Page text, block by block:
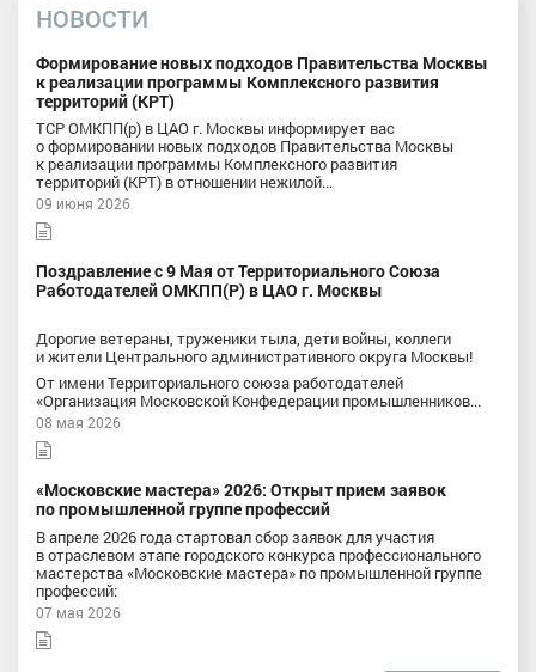
НОВОСТИ
Формирование новых подходов Правительства Москвы
к реализации программы Комплексного развития
территорий (КРТ)
ТСР ОМКПП(р) в ЦАО г. Москвы информирует вас
о формировании новых подходов Правительства Москвы
к реализации программы Комплексного развития
территорий (КРТ) в отношении нежилой...
09 июня 2026
Поздравление с 9 Мая от Территориального Союза
Работодателей ОМКПП(Р) в ЦАО г. Москвы
Дорогие ветераны, труженики тыла, дети войны, коллеги
и жители Центрального административного округа Москвы!
От имени Территориального союза работодателей
«Организация Московской Конфедерации промышленников...
08 мая 2026
«Московские мастера» 2026: Открыт прием заявок
по промышленной группе профессий
В апреле 2026 года стартовал сбор заявок для участия
в отраслевом этапе городского конкурса профессионального
мастерства «Московские мастера» по промышленной группе
профессий:
07 мая 2026